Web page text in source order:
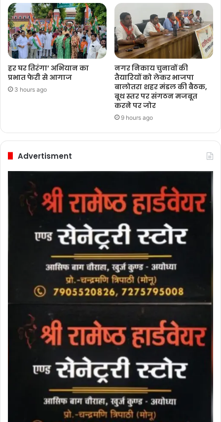
हर घर तिरंगा’ अभियान का
प्रभात फेरी से आगाज
3 hours ago
नगर निकाय चुनावों की
तैयारियों को लेकर भाजपा
बालोतरा शहर मंडल की बैठक,
बूथ स्तर पर संगठन मजबूत
करने पर जोर
9 hours ago
Advertisment